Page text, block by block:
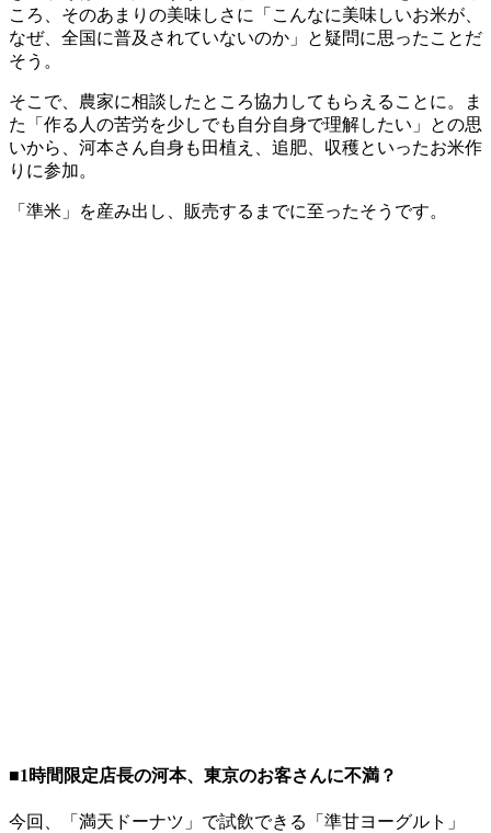
ころ、そのあまりの美味しさに「こんなに美味しいお米が、
なぜ、全国に普及されていないのか」と疑問に思ったことだ
そう。
そこで、農家に相談したところ協力してもらえることに。ま
た「作る人の苦労を少しでも自分自身で理解したい」との思
いから、河本さん自身も田植え、追肥、収穫といったお米作
りに参加。
「準米」を産み出し、販売するまでに至ったそうです。
■1時間限定店長の河本、東京のお客さんに不満？
今回、「満天ドーナツ」で試飲できる「準甘ヨーグルト」